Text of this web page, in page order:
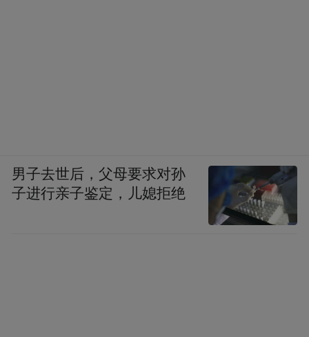
男子去世后，父母要求对孙
子进行亲子鉴定，儿媳拒绝